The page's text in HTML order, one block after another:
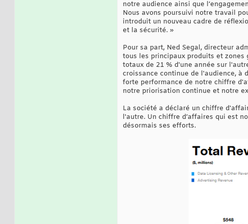
notre audience ainsi que
Nous avons poursuivi notre travail
introduit un nouveau cadre de
et la sécurité. »
Pour sa part, Ned Segal, directeur
tous les principaux produits et zones
totaux de 21 % d'une année sur
croissance continue de l'audience, à
forte performance de notre chiffre
notre priorisation continue et notre
La société a déclaré un chiffre
l'autre. Un chiffre d’affaires qui est
désormais ses efforts.